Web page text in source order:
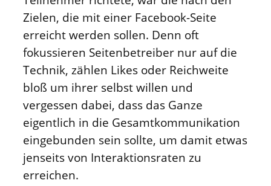
Zielen, die mit einer Facebook-Seite
erreicht werden sollen. Denn oft
fokussieren Seitenbetreiber nur auf die
Technik, zählen Likes oder Reichweite
bloß um ihrer selbst willen und
vergessen dabei, dass das Ganze
eigentlich in die Gesamtkommunikation
eingebunden sein sollte, um damit etwas
jenseits von Interaktionsraten zu
erreichen.